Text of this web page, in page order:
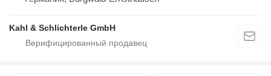
Kahl & Schlichterle GmbH